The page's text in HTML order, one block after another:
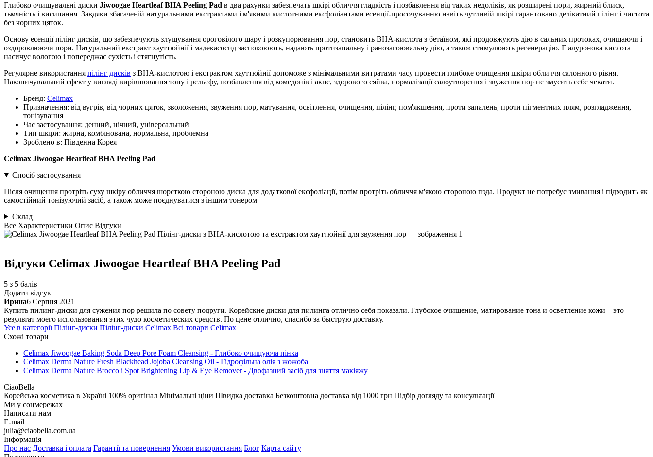
Глибоко очищувальні диски Jiwoogae Heartleaf BHA Peeling Pad в два рахунки забезпечать шкірі обличчя гладкість і позбавлення від таких недоліків, як розширені пори, жирний блиск,
тьмяність і висипання. Завдяки збагаченій натуральними екстрактами і м'якими кислотними ексфоліантами есенції-просочуванню навіть чутливій шкірі гарантовано делікатний пілінг і чистота
без чорних цяток.
Основу есенції пілінг дисків, що забезпечують злущування ороговілого шару і розкупорювання пор, становить BHA-кислота з бетаїном, які продовжують дію в сальних протоках, очищаючи і
оздоровлюючи пори. Натуральний екстракт хауттюйнії і мадекасосид заспокоюють, надають протизапальну і ранозагоювальну дію, а також стимулюють регенерацію. Гіалуронова кислота
насичує вологою і попереджає сухість і стягнутість.
Регулярне використання пілінг дисків з BHA-кислотою і екстрактом хауттюйнії допоможе з мінімальними витратами часу провести глибоке очищення шкіри обличчя салонного рівня.
Накопичувальний ефект у вигляді вирівнювання тону і рельєфу, позбавлення від комедонів і акне, здорового сяйва, нормалізації салоутворення і звуження пор не змусить себе чекати.
Бренд: Celimax
Призначення: від вугрів, від чорних цяток, зволоження, звуження пор, матування, освітлення, очищення, пілінг, пом'якшення, проти запалень, проти пігментних плям, розгладження,
тонізування
Час застосування: денний, нічний, універсальний
Тип шкіри: жирна, комбінована, нормальна, проблемна
Зроблено в: Південна Корея
Celimax Jiwoogae Heartleaf BHA Peeling Pad
Спосіб застосування
Після очищення протріть суху шкіру обличчя шорсткою стороною диска для додаткової ексфоліації, потім протріть обличчя м'якою стороною пэда. Продукт не потребує змивання і підходить як
самостійний тонізуючий засіб, а також може поєднуватися з іншим тонером.
Склад
Все Характеристики Опис Відгуки
Відгуки Celimax Jiwoogae Heartleaf BHA Peeling Pad
5 з 5 балів
Додати відгук
Ирина6 Серпня 2021
Купить пилинг-диски для сужения пор решила по совету подруги. Корейские диски для пилинга отлично себя показали. Глубокое очищение, матирование тона и осветление кожи – это
результат моего использования этих чудо косметических средств. По цене отлично, спасибо за быструю доставку.
Усе в категоріїПілінг-диски Пілінг-диски Celimax Всі товари Celimax
Схожі товари
Celimax Jiwoogae Baking Soda Deep Pore Foam Cleansing - Глибоко очищуюча пінка
Celimax Derma Nature Fresh Blackhead Jojoba Cleansing Oil - Гідрофільна олія з жожоба
Celimax Derma Nature Broccoli Spot Brightening Lip & Eye Remover - Двофазний засіб для зняття макіяжу
CiaoBella
Корейська косметика в Україні 100% оригінал Мінімальні ціни Швидка доставка Безкоштовна доставка від 1000 грн Підбір догляду та консультації
Ми у соцмережах
Написати нам
E-mail
julia@ciaobella.com.ua
Інформація
Про нас Доставка і оплата Гарантії та повернення Умови використання Блог Карта сайту